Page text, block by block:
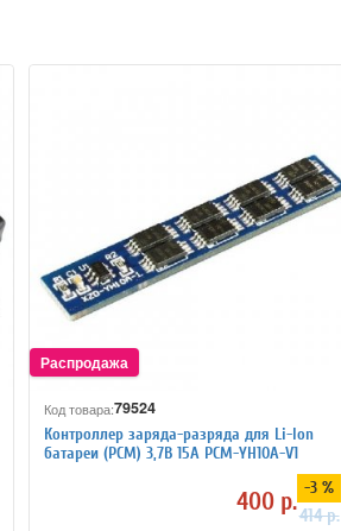
Код товара:79524
Контроллер заряда-разряда для Li-Ion
батареи (PCM) 3,7В 15A PCM-YH10A-V1
400 р. -3 %
414 р.